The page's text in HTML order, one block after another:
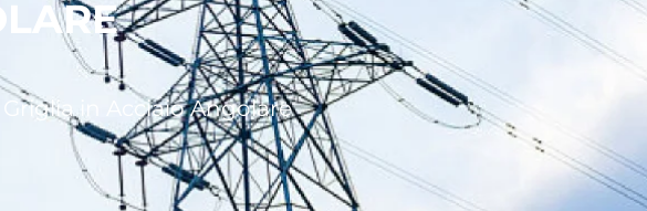
Griglia in Acciaio Angolare